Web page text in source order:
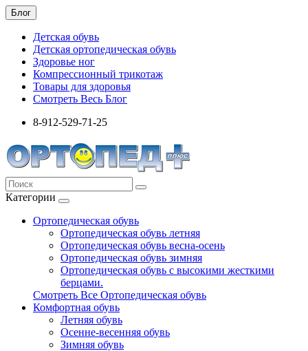
Блог
Детская обувь
Детская ортопедическая обувь
Здоровье ног
Компрессионный трикотаж
Товары для здоровья
Смотреть Весь Блог
8-912-529-71-25
Категории
Ортопедическая обувь
Ортопедическая обувь летняя
Ортопедическая обувь весна-осень
Ортопедическая обувь зимняя
Ортопедическая обувь с высокими жесткими
берцами.
Смотреть Все Ортопедическая обувь
Комфортная обувь
Летняя обувь
Осенне-весенняя обувь
Зимняя обувь